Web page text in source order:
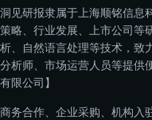
洞见研报隶属于上海顺铭信息
策略、行业发展、上市公司等
析、自然语言处理等技术，致
分析师、市场运营人员等提供
有限公司】
商务合作、企业采购、机构